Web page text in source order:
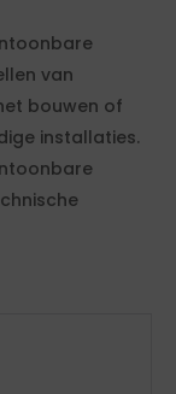
van
bouwen of
installaties.